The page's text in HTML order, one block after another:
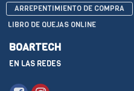
ARREPENTIMIENTO DE COMPRA
LIBRO DE QUEJAS ONLINE
BOARTECH
EN LAS REDES